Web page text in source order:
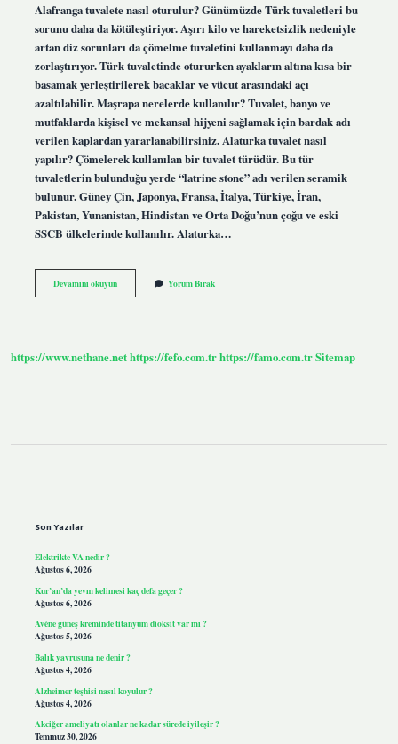
Alafranga tuvalete nasıl oturulur? Günümüzde Türk tuvaletleri bu
sorunu daha da kötüleştiriyor. Aşırı kilo ve hareketsizlik nedeniyle
artan diz sorunları da çömelme tuvaletini kullanmayı daha da
zorlaştırıyor. Türk tuvaletinde otururken ayakların altına kısa bir
basamak yerleştirilerek bacaklar ve vücut arasındaki açı
azaltılabilir. Maşrapa nerelerde kullanılır? Tuvalet, banyo ve
mutfaklarda kişisel ve mekansal hijyeni sağlamak için bardak adı
verilen kaplardan yararlanabilirsiniz. Alaturka tuvalet nasıl
yapılır? Çömelerek kullanılan bir tuvalet türüdür. Bu tür
tuvaletlerin bulunduğu yerde “latrine stone” adı verilen seramik
bulunur. Güney Çin, Japonya, Fransa, İtalya, Türkiye, İran,
Pakistan, Yunanistan, Hindistan ve Orta Doğu’nun çoğu ve eski
SSCB ülkelerinde kullanılır. Alaturka…
Devamını okuyunMaşrapa
Nasıl
Yorum Bırak
https://www.nethane.nethttps://fefo.com.trhttps://famo.com.trSitemap
Son Yazılar
Elektrikte VA nedir ?
Ağustos 6, 2026
Kur’an’da yevm kelimesi kaç defa geçer ?
Ağustos 6, 2026
Avène güneş kreminde titanyum dioksit var mı ?
Ağustos 5, 2026
Balık yavrusuna ne denir ?
Ağustos 4, 2026
Alzheimer teşhisi nasıl koyulur ?
Ağustos 4, 2026
Akciğer ameliyatı olanlar ne kadar sürede iyileşir ?
Temmuz 30, 2026